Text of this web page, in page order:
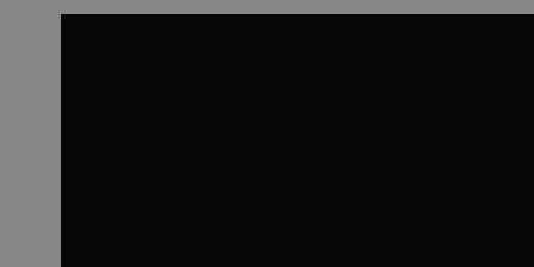
nouvelles mains